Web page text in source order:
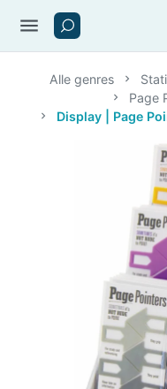
menu
Alle genres
Page
Display | Page